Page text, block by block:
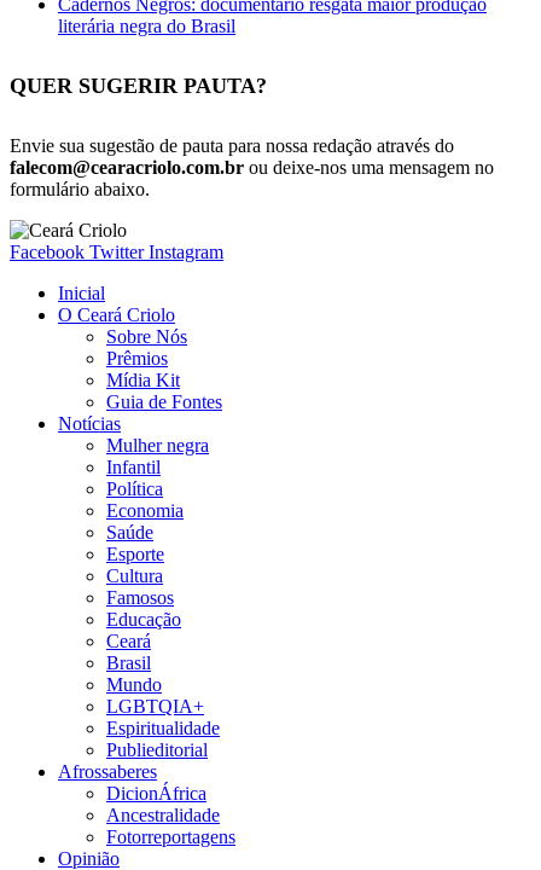
Cadernos Negros: documentário resgata maior produção
literária negra do Brasil
QUER SUGERIR PAUTA?
Envie sua sugestão de pauta para nossa redação através do
falecom@cearacriolo.com.br ou deixe-nos uma mensagem no
formulário abaixo.
Facebook Twitter Instagram
Inicial
O Ceará Criolo
Sobre Nós
Prêmios
Mídia Kit
Guia de Fontes
Notícias
Mulher negra
Infantil
Política
Economia
Saúde
Esporte
Cultura
Famosos
Educação
Ceará
Brasil
Mundo
LGBTQIA+
Espiritualidade
Publieditorial
Afrossaberes
DicionÁfrica
Ancestralidade
Fotorreportagens
Opinião